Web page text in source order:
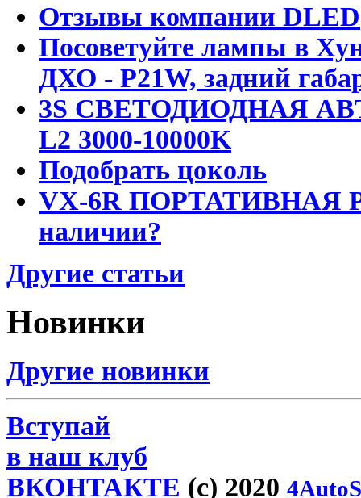
Отзывы компании DLED
Посоветуйте лампы в
ДХО - P21W, задний
3S СВЕТОДИОДНАЯ
L2 3000-10000K
Подобрать цоколь
VX-6R ПОРТАТИВНАЯ
наличии?
Другие статьи
Новинки
Другие новинки
Вступай
в наш клуб
ВКОНТАКТЕ (c) 2020